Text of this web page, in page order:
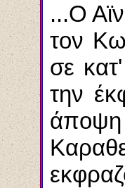
...Ο
τον
σε
την